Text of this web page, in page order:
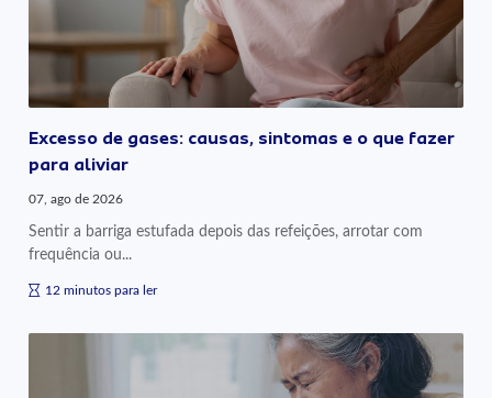
Excesso de gases: causas, sintomas e o que fazer
para aliviar
07, ago de 2026
Sentir a barriga estufada depois das refeições, arrotar com
frequência ou...
12 minutos para ler